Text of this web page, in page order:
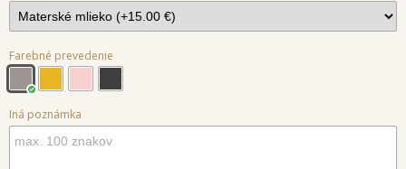
Farebné prevedenie
Iná poznámka